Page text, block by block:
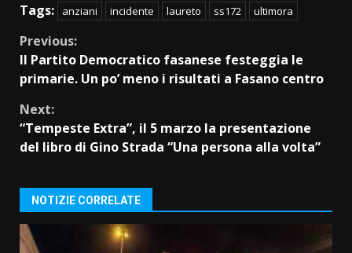
Tags: anziani incidente laureto ss172 ultimora
Continue
Reading
Previous:
Il Partito Democratico fasanese festeggia le
primarie. Un po’ meno i risultati a Fasano centro
Next:
“Tempeste Extra”, il 5 marzo la presentazione
del libro di Gino Strada “Una persona alla volta”
NOTIZIE CORRELATE